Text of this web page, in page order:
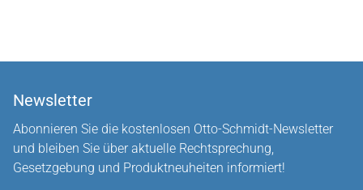
Newsletter
Abonnieren Sie die kostenlosen Otto-Schmidt-Newsletter
und bleiben Sie über aktuelle Rechtsprechung,
Gesetzgebung und Produktneuheiten informiert!